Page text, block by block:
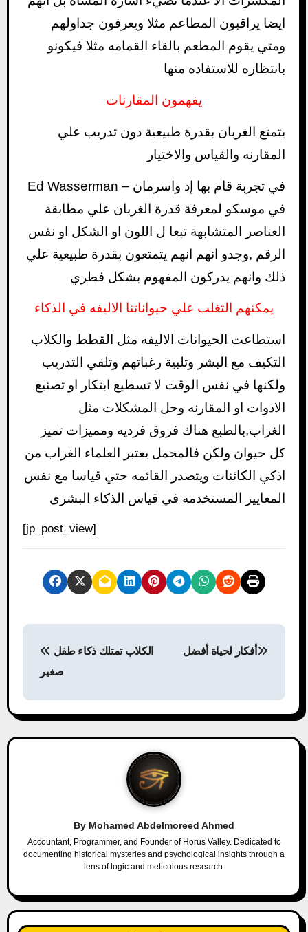
ايضا يراقبون المطاعم مثلا ويعرفون جداولهم
ومتي يقوم المطعم بالقاء القمامه مثلا فيكونو
بانتظاره للاستفاده منها
يفهمون المقارنات
يتمتع الغربان بقدرة طبيعية دون تدريب علي
المقارنه والقياس والاختيار
في تجربة قام بها إد واسرمان – Ed Wasserman
في موسكو لمعرفة قدرة الغربان علي مطابقة
العناصر المتشابهة تبعا ل اللون او الشكل او نفس
الرقم ,وجدو انهم انهم يتمتعون بقدرة طبيعية علي
ذلك وانهم يدركون المفهوم بشكل فطري
يمكنهم التغلب علي حيواناتنا الاليفه في الذكاء
استطاعت الحيوانات الاليفه مثل القطط والكلاب
التكيف مع البشر وتلبية رغباتهم وتلقي التدريب
ولكنها في نفس الوقت لا تسطيع ابتكار او تصنيع
الادوات او المقارنه وحل المشكلات مثل
الغراب,بالطبع هناك فروق فرديه ومميزات تميز
كل حيوان ولكن فالمجمل يعتبر العلماء الغراب من
اذكي الكائنات ويتصدر القائمه حتي قياسا مع نفس
المعايير المستخدمه في قياس الذكاء البشرى
[jp_post_view]
P
s
t
g
a
t
صغير
أفكار لحياة أفضل
By Mohamed Abdelmoreed Ahmed
Accountant, Programmer, and Founder of Horus Valley. Dedicated to
documenting historical mysteries and psychological insights through a
lens of logic and meticulous research.